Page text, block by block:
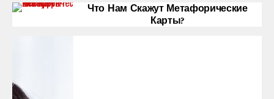
Что Нам Скажут Метафорические
Карты?